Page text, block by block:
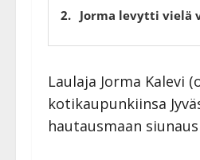
Jorma levytti vielä
Laulaja Jorma Kalevi
kotikaupunkiinsa
hautausmaan